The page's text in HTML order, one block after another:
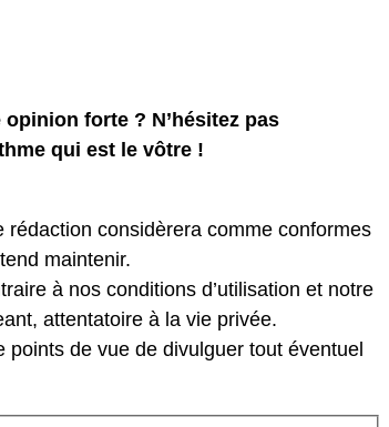
forte ? N’hésitez pas
qui est le vôtre !
considèrera comme conformes
maintenir.
à nos conditions d’utilisation et notre
attentatoire à la vie privée.
de vue de divulguer tout éventuel